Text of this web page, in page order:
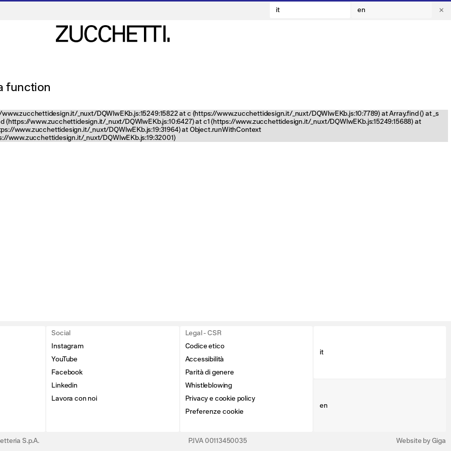
it en
function
_nuxt/DQWlwEKb.js:15249:15822 at c (https://www.zucchettidesign.it/_nuxt/DQWlwEKb.js:10:7789) at Array.find () at _s
www.zucchettidesign.it/_nuxt/DQWlwEKb.js:10:6427) at c1 (https://www.zucchettidesign.it/_nuxt/DQWlwEKb.js:15249:15688) at
www.zucchettidesign.it/_nuxt/DQWlwEKb.js:19:31964) at Object.runWithContext
www.zucchettidesign.it/_nuxt/DQWlwEKb.js:19:32001)
Social
Instagram
YouTube
Facebook
Linkedin
Lavora con noi
Legal - CSR
Codice etico
Accessibilità
Parità di genere
Whistleblowing
Privacy e cookie policy
Preferenze cookie
it
en
S.p.A. P.IVA 00113450035 Website by Giga